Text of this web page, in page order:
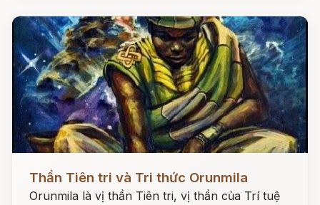
Đọc ngay
Thần Tiên tri và Tri thức Orunmila
Orunmila là vị thần Tiên tri, vị thần của Trí tuệ